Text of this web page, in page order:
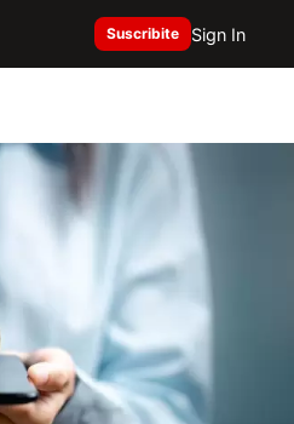
Suscribite Sign In